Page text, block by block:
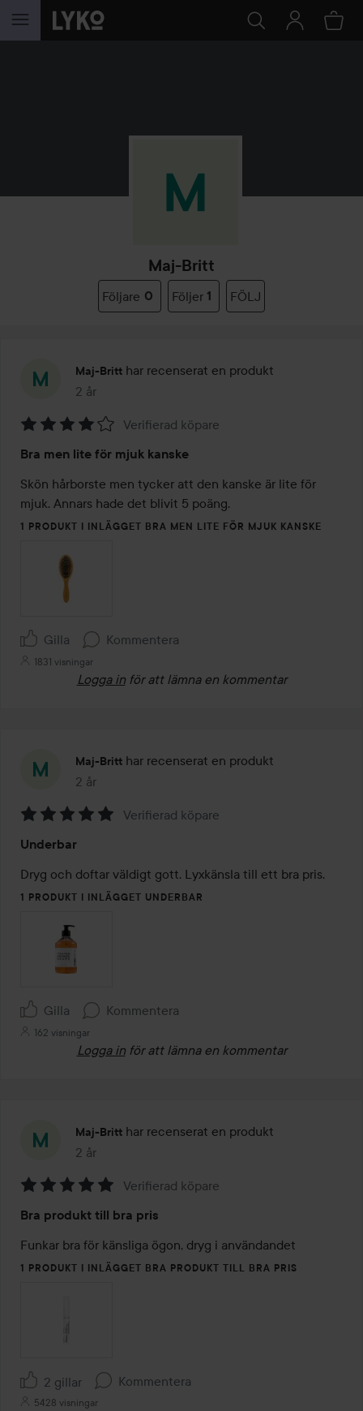
HOPPA TILL INNEHÅLLET
Maj-Britt
Följare 0 Följer 1 FÖLJ
Maj-Britt har recenserat en produkt
2 år
Inlägget skapades 2 år
4
av
5
Verifierad köpare
Bra men lite för mjuk kanske
Skön hårborste men tycker att den kanske är lite för
mjuk. Annars hade det blivit 5 poäng.
1 PRODUKT I INLÄGGET BRA MEN LITE FÖR MJUK KANSKE
Gilla Kommentera
1831 visningar
Logga in för att lämna en kommentar
Maj-Britt har recenserat en produkt
2 år
Inlägget skapades 2 år
5
av
5
Verifierad köpare
Underbar
Dryg och doftar väldigt gott. Lyxkänsla till ett bra pris.
1 PRODUKT I INLÄGGET UNDERBAR
Gilla Kommentera
162 visningar
Logga in för att lämna en kommentar
Maj-Britt har recenserat en produkt
2 år
Inlägget skapades 2 år
5
av
5
Verifierad köpare
Bra produkt till bra pris
Funkar bra för känsliga ögon, dryg i användandet
1 PRODUKT I INLÄGGET BRA PRODUKT TILL BRA PRIS
2 gillar Kommentera
5428 visningar